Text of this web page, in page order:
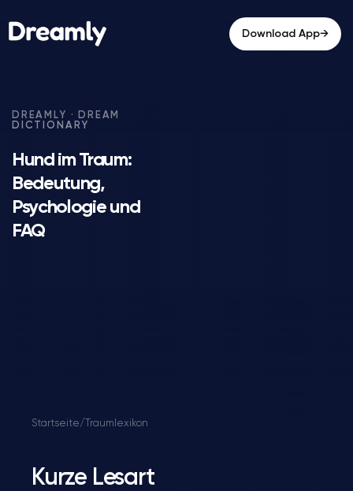
Download App→
Hund im Traum:
Bedeutung,
Psychologie und
FAQ
Startseite/ Traumlexikon
Kurze Lesart